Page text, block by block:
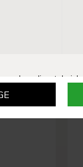
| SØLV